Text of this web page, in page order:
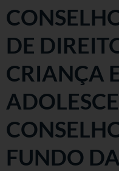
DE
CRIANÇA
FUNDO